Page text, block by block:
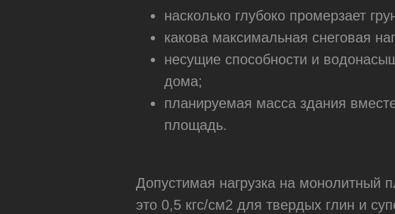
насколько глубоко промерзает
какова максимальная снеговая
несущие способности и
дома;
планируемая масса здания
площадь.
Допустимая нагрузка на монолитный
это 0,5 кгс/см2 для твердых глин и